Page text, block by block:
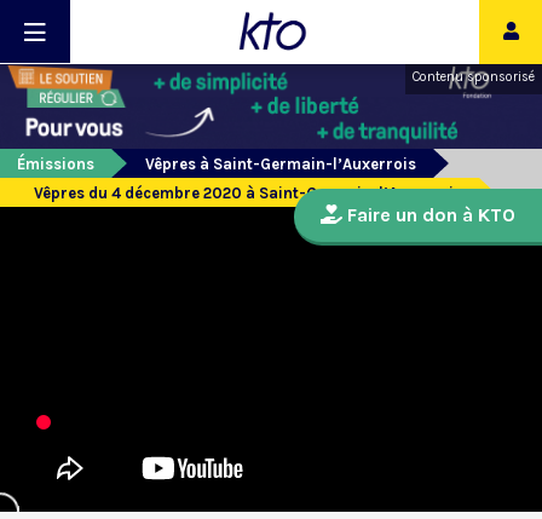
Contenu sponsorisé
Émissions
Vêpres à Saint-Germain-l’Auxerrois
Vêpres du 4 décembre 2020 à Saint-Germain-l’Auxerrois
Faire un don à KTO